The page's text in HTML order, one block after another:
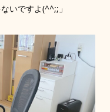
いですよ(^^;;」